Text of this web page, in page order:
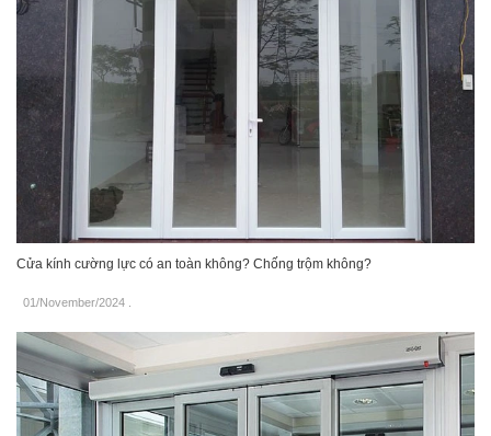
Cửa kính cường lực có an toàn không? Chống trộm không?
01/November/2024